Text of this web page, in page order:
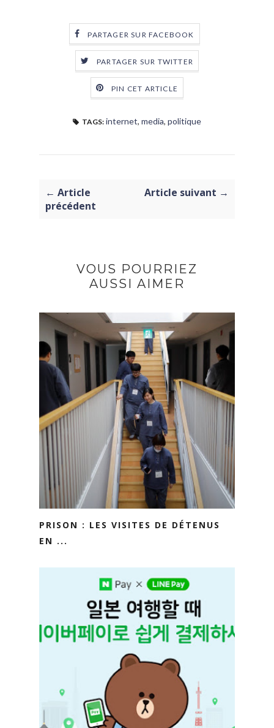
PARTAGER SUR FACEBOOK
PARTAGER SUR TWITTER
PIN CET ARTICLE
TAGS: internet, media, politique
← Article
précédent
Article suivant →
VOUS POURRIEZ
AUSSI AIMER
PRISON : LES VISITES DE DÉTENUS
EN ...